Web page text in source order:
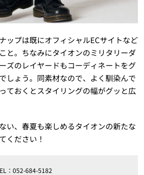
ップは既にオフィシャルECサイトなど
と。ちなみにタイオンのミリタリーダ
ズのレイヤードもコーディネートをグ
しょう。同素材なので、よく馴染んで
ておくとスタイリングの幅がグッと広
い、春夏も楽しめるタイオンの新たな
ください！
：052-684-5182